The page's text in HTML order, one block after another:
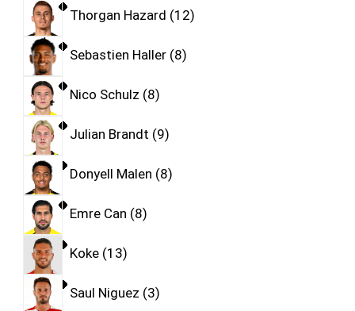
Thorgan Hazard 12
Sebastien Haller 8
Nico Schulz 8
Julian Brandt 9
Donyell Malen 8
Emre Can 8
Koke 13
Saul Niguez 3